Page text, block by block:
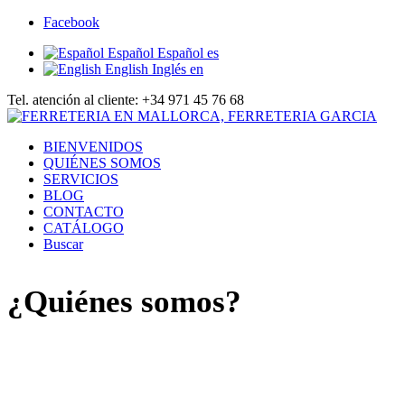
Facebook
Español Español es
English Inglés en
Tel. atención al cliente: +34 971 45 76 68
BIENVENIDOS
QUIÉNES SOMOS
SERVICIOS
BLOG
CONTACTO
CATÁLOGO
Buscar
¿Quiénes somos?